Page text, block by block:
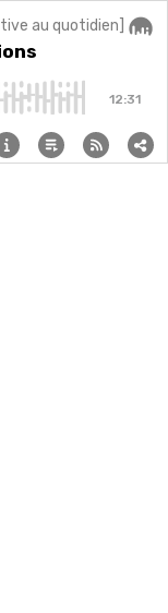
au quotidien]
12:31